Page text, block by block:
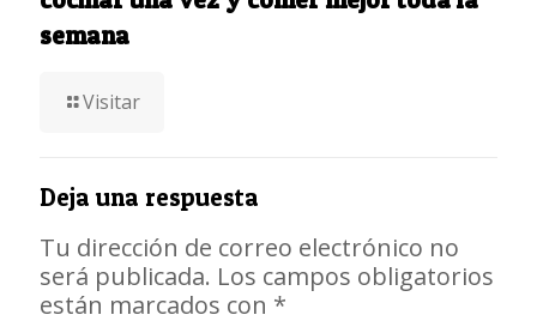
semana
Visitar
Deja una respuesta
Tu dirección de correo electrónico no
será publicada. Los campos obligatorios
están marcados con *